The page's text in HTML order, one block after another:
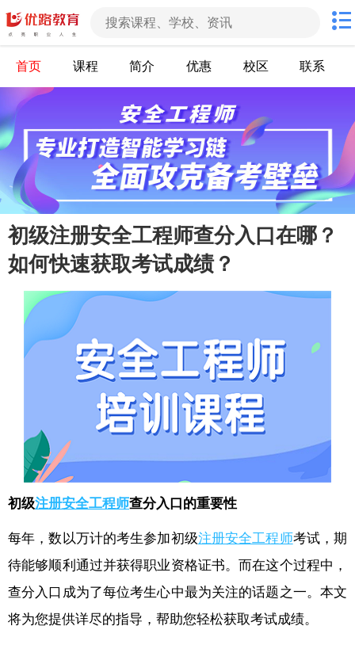
首页 课程 简介 优惠 校区 联系
初级注册安全工程师查分入口在哪？
如何快速获取考试成绩？
初级注册安全工程师查分入口的重要性
每年，数以万计的考生参加初级注册安全工程师考试，期
待能够顺利通过并获得职业资格证书。而在这个过程中，
查分入口成为了每位考生心中最为关注的话题之一。本文
将为您提供详尽的指导，帮助您轻松获取考试成绩。